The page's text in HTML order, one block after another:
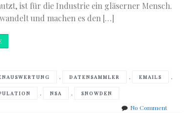
ist für die Industrie ein gläserner Mensch.
und machen es den […]
, DATENSAMMLER , EMAILS ,
, NSA , SNOWDEN
No Commenton